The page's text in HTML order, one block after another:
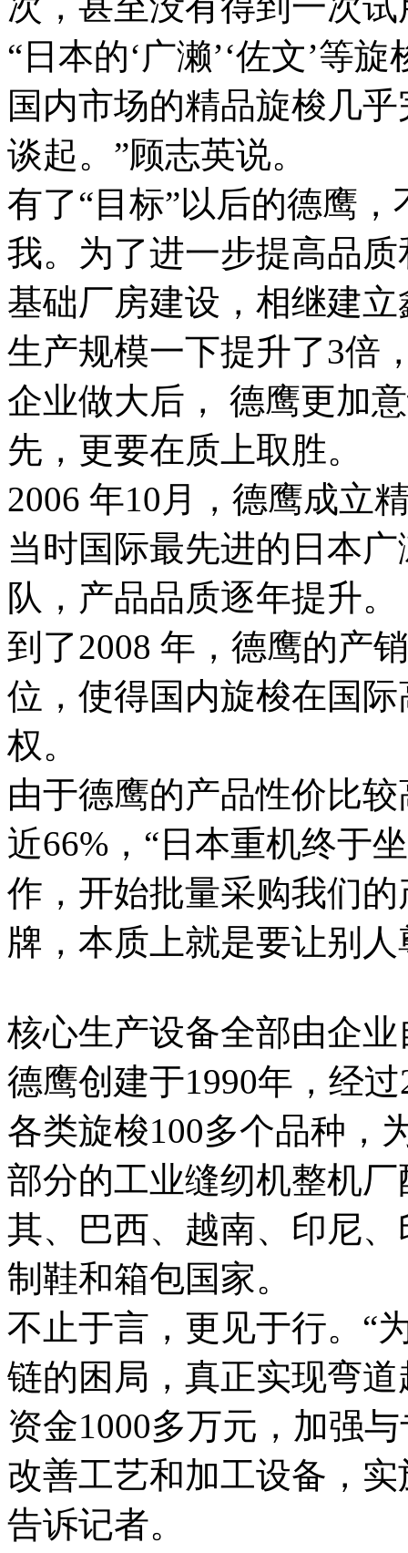
“日本的‘广濑’‘佐文’等
国内市场的精品旋梭几
谈起。”顾志英说。
有了“目标”以后的德鹰
我。为了进一步提高品
基础厂房建设，相继建
生产规模一下提升了3倍
企业做大后， 德鹰更加
先，更要在质上取胜。
2006 年10月，德鹰成立
当时国际最先进的日本
队，产品品质逐年提升。
到了2008 年，德鹰的产
位，使得国内旋梭在国
权。
由于德鹰的产品性价比
近66%，“日本重机终于
作，开始批量采购我们
牌，本质上就是要让别
核心生产设备全部由企
德鹰创建于1990年，经
各类旋梭100多个品种，
部分的工业缝纫机整机
其、巴西、越南、印尼
制鞋和箱包国家。
不止于言，更见于行。“
链的困局，真正实现弯
资金1000多万元，加强
改善工艺和加工设备，实
告诉记者。